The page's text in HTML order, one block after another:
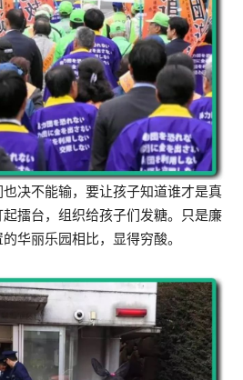
决不能输，要让孩子知道谁才是真
擂台，组织给孩子们发糖。只是廉
华丽乐园相比，显得穷酸。